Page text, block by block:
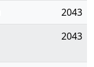
2043
2043